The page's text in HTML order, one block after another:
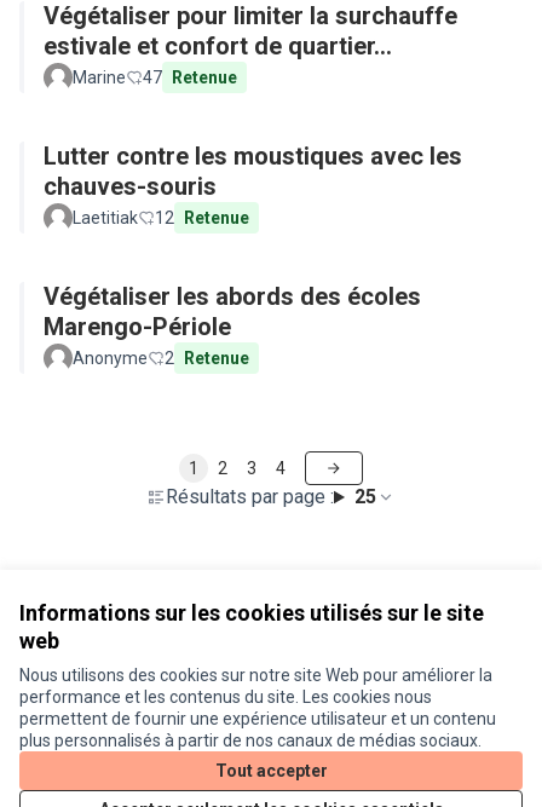
Informations sur les cookies utilisés sur le site
web
Nous utilisons des cookies sur notre site Web pour améliorer la
performance et les contenus du site. Les cookies nous
permettent de fournir une expérience utilisateur et un contenu
plus personnalisés à partir de nos canaux de médias sociaux.
Tout accepter
Végétaliser pour limiter la surchauffe
estivale et confort de quartier...
Marine 47 Retenue
Lutter contre les moustiques avec les
chauves-souris
Laetitiak 12 Retenue
Végétaliser les abords des écoles
Marengo-Périole
Anonyme 2 Retenue
Résultats par page : 25
1 2 3 4
Conditions d'utilisation
Paramètres des cookies
Je participe ! sur X
(Lien externe)
Je participe ! sur Facebook
Je participe ! sur Instagram